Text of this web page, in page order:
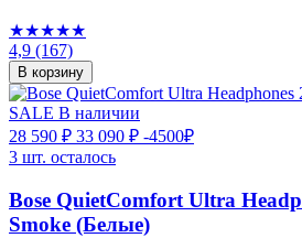
★★★★★
4,9 (167)
В корзину
SALE В наличии
28 590 ₽ 33 090 ₽ -4500₽
3 шт. осталось
Bose QuietComfort Ultra
Smoke (Белые)